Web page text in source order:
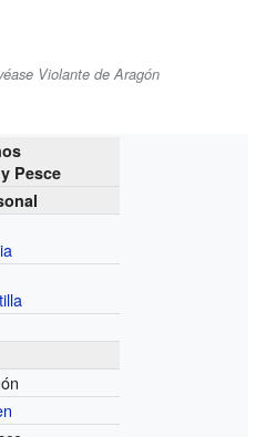
Violante de Aragón
Pesce